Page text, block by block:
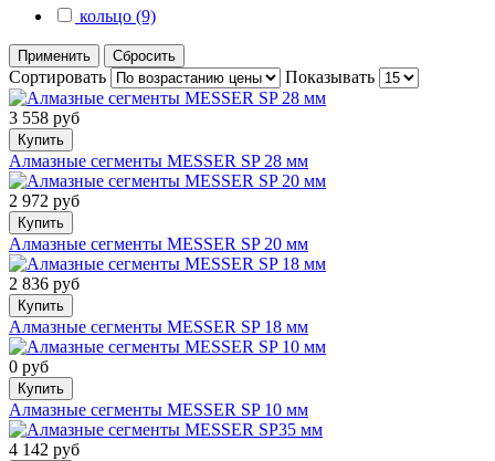
кольцо (9)
Применить Сбросить
Сортировать Показывать
3 558 руб
Купить
Алмазные сегменты MESSER SP 28 мм
2 972 руб
Купить
Алмазные сегменты MESSER SP 20 мм
2 836 руб
Купить
Алмазные сегменты MESSER SP 18 мм
0 руб
Купить
Алмазные сегменты MESSER SP 10 мм
4 142 руб